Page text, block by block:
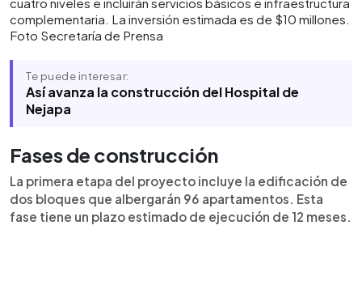
complementaria. La inversión estimada es de $10 millones.
Foto Secretaría de Prensa
Te puede interesar:
Así avanza la construcción del Hospital de
Nejapa
Fases de construcción
La primera etapa del proyecto incluye la edificación de
dos bloques que albergarán 96 apartamentos. Esta
fase tiene un plazo estimado de ejecución de 12 meses.